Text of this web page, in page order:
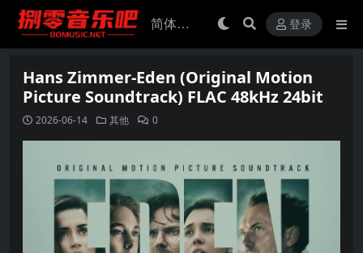
登录
Hans Zimmer-Eden (Original Motion
Picture Soundtrack) FLAC 48kHz 24bit
2026-06-14 其他 0